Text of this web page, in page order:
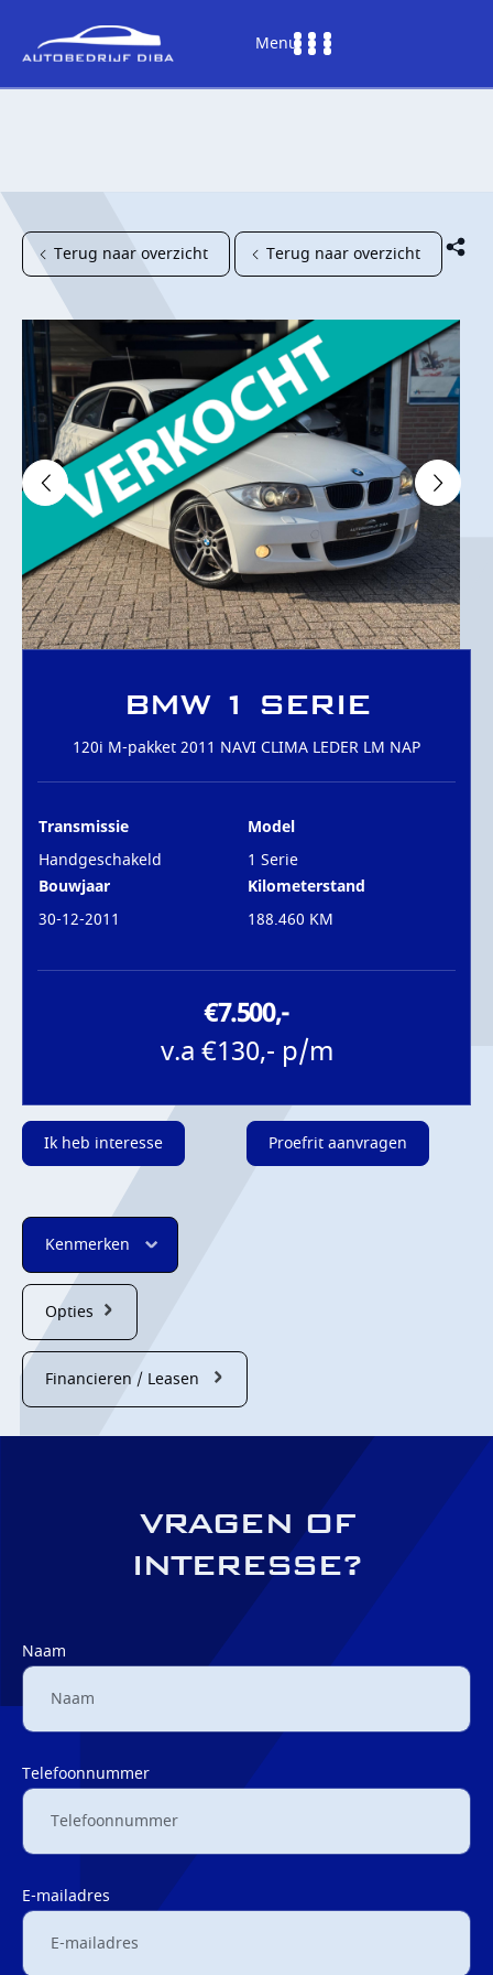
Menu
HOME
AANBOD
DIENSTEN
WERKPLAATS
OVER ONS
CONTACT
Terug naar overzicht Terug naar overzicht
BMW 1 SERIE
120i M-pakket 2011 NAVI CLIMA LEDER LM NAP
Transmissie
Handgeschakeld
Model
1 Serie
Bouwjaar
30-12-2011
Kilometerstand
188.460 KM
€7.500,-
v.a €130,- p/m
Ik heb interesse Proefrit aanvragen
Kenmerken
Opties
Financieren / Leasen
VRAGEN OF
INTERESSE?
Naam
Telefoonnummer
E-mailadres